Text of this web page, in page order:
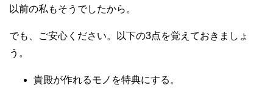
以前の私もそうでしたから。
でも、ご安心ください。以下の3点を覚えておきましょ
う。
貴殿が作れるモノを特典にする。